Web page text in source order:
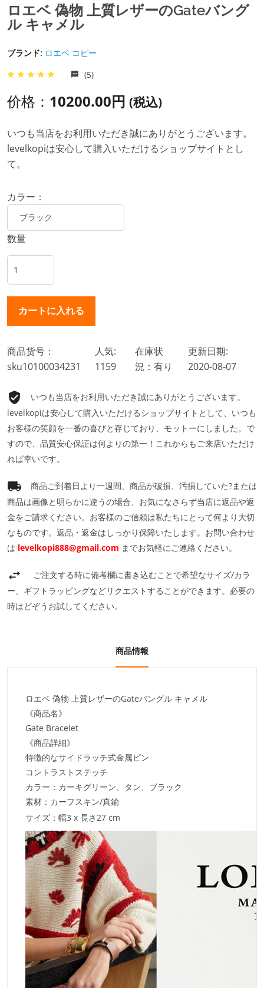
ロエベ 偽物 上質レザーのGateバング
ル キャメル
ブランド: ロエベ コピー
(5)
价格： 10200.00円 (税込)
いつも当店をお利用いただき誠にありがとうございます。
levelkopiは安心して購入いただけるショップサイトとし
て。
カラー：
数量
商品货号：
sku10100034231
人気:
1159
在庫状
況：有り
更新日期:
2020-08-07
いつも当店をお利用いただき誠にありがとうございます。
levelkopiは安心して購入いただけるショップサイトとして、いつも
お客様の笑顔を一番の喜びと存じており、モットーにしました。で
すので、品質安心保証は何よりの第一！これからもご来店いただけ
れば幸いです。
商品ご到着日より一週間、商品が破損、汚損していた?または
商品は画像と明らかに違うの場合、お気になさらず当店に返品や返
金をご請求ください。お客様のご信頼は私たちにとって何より大切
なものです。返品・返金はしっかり保障いたします。お問い合わせ
は levelkopi888@gmail.com までお気軽にご連絡ください。
ご注文する時に備考欄に書き込むことで希望なサイズ/カラ
ー、ギフトラッピングなどリクエストすることができます。必要の
時はどぞうお試してください。
商品情報
ロエベ 偽物 上質レザーのGateバングル キャメル
《商品名》
Gate Bracelet
《商品詳細》
特徴的なサイドラッチ式金属ピン
コントラストステッチ
カラー：カーキグリーン、タン、ブラック
素材：カーフスキン/真鍮
サイズ：幅3 x 長さ27 cm